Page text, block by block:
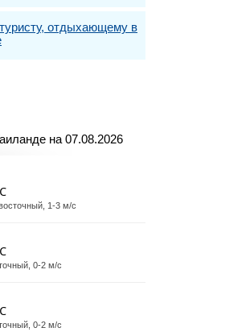
отдыхающему в
на 07.08.2026
1-3 м/с
0-2 м/с
0-2 м/с